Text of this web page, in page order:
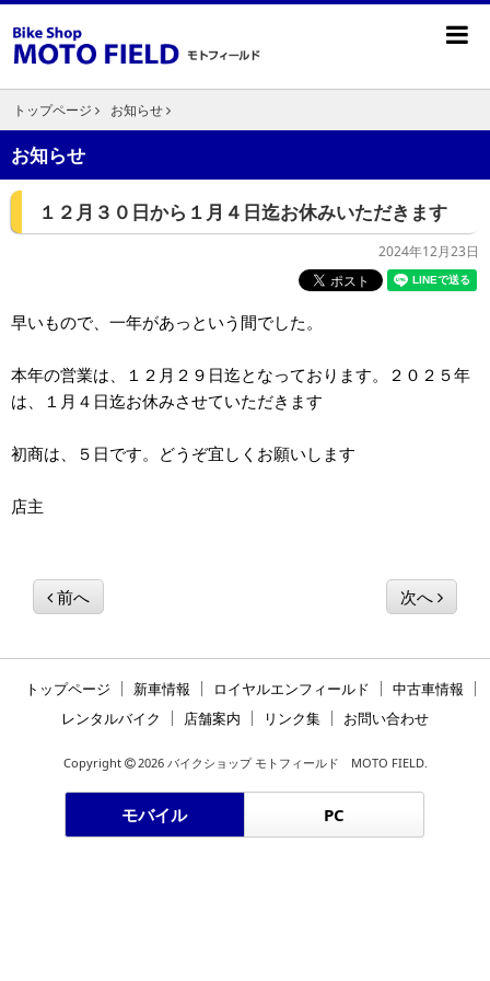
トップページ お知らせ
お知らせ
１２月３０日から１月４日迄お休みいただきます
2024年12月23日
早いもので、一年があっという間でした。
本年の営業は、１２月２９日迄となっております。２０２５年
は、１月４日迄お休みさせていただきます
初商は、５日です。どうぞ宜しくお願いします
店主
前へ 次へ
トップページ 新車情報 ロイヤルエンフィールド
中古車情報
レンタルバイク
店舗案内 リンク集 お問い合わせ
Copyright 2026 バイクショップ モトフィールド MOTO FIELD.
モバイル PC